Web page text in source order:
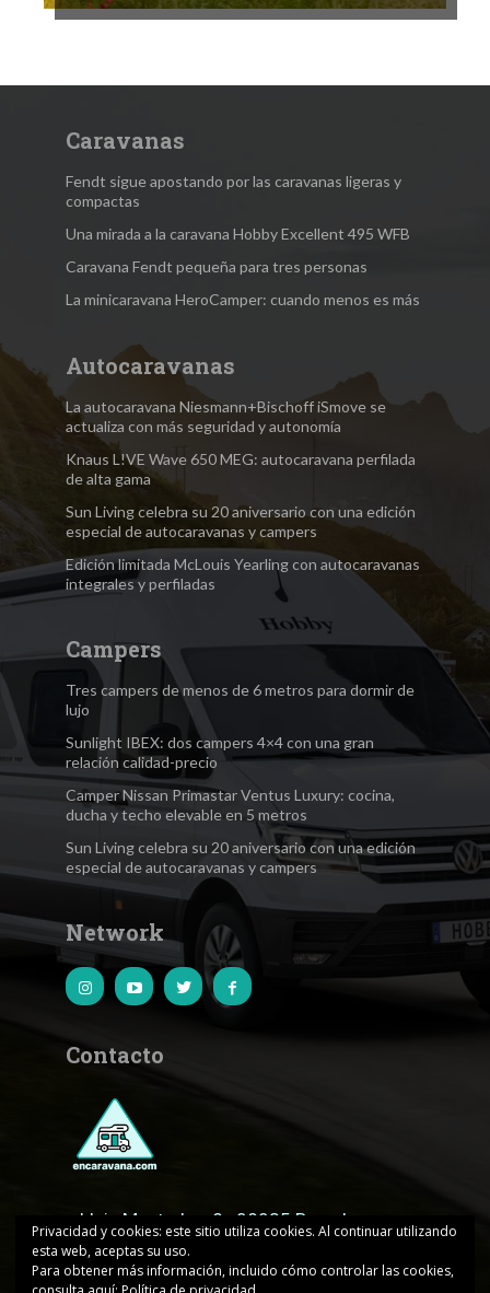
Caravanas
Fendt sigue apostando por las caravanas ligeras y
compactas
Una mirada a la caravana Hobby Excellent 495 WFB
Caravana Fendt pequeña para tres personas
La minicaravana HeroCamper: cuando menos es más
Autocaravanas
La autocaravana Niesmann+Bischoff iSmove se
actualiza con más seguridad y autonomía
Knaus L!VE Wave 650 MEG: autocaravana perfilada
de alta gama
Sun Living celebra su 20 aniversario con una edición
especial de autocaravanas y campers
Edición limitada McLouis Yearling con autocaravanas
integrales y perfiladas
Campers
Tres campers de menos de 6 metros para dormir de
lujo
Sunlight IBEX: dos campers 4×4 con una gran
relación calidad-precio
Camper Nissan Primastar Ventus Luxury: cocina,
ducha y techo elevable en 5 metros
Sun Living celebra su 20 aniversario con una edición
especial de autocaravanas y campers
Network
Contacto
c.Lluis Muntadas, 8 · 08035 Barcelona
encaravana@edicionesjd.com
Privacidad y cookies: este sitio utiliza cookies. Al continuar utilizando
esta web, aceptas su uso.
Para obtener más información, incluido cómo controlar las cookies,